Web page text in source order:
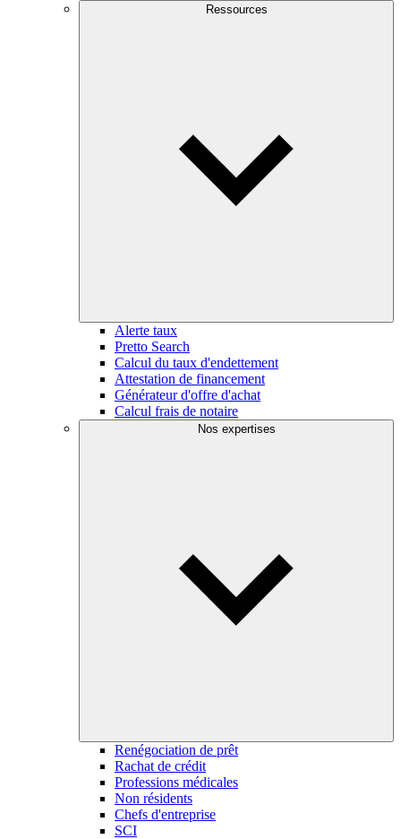
Ressources
Alerte taux
Pretto Search
Calcul du taux d'endettement
Attestation de financement
Générateur d'offre d'achat
Calcul frais de notaire
Nos expertises
Renégociation de prêt
Rachat de crédit
Professions médicales
Non résidents
Chefs d'entreprise
SCI